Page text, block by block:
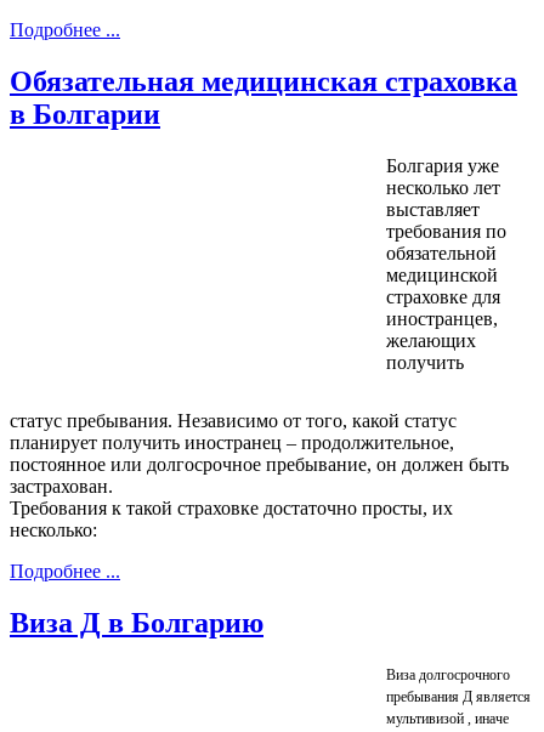
Подробнее ...
Обязательная медицинская страховка
в Болгарии
Болгария уже
несколько лет
выставляет
требования по
обязательной
медицинской
страховке для
иностранцев,
желающих
получить
статус пребывания. Независимо от того, какой статус
планирует получить иностранец – продолжительное,
постоянное или долгосрочное пребывание, он должен быть
застрахован.
Требования к такой страховке достаточно просты, их
несколько:
Подробнее ...
Виза Д в Болгарию
Виза долгосрочного
пребывания Д является
мультивизой , иначе